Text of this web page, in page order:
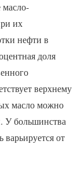
их
нефти в
доля
верхнему
масло можно
У большинства
варьируется от